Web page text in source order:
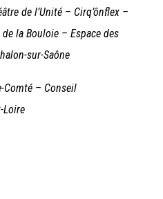
de l’Unité – Cirq’ônflex –
la Bouloie – Espace des
sur-Saône
Comté – Conseil
Loire